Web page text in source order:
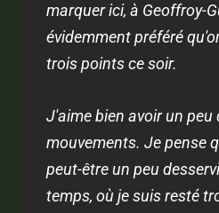
marquer ici, à Geoffroy-
évidemment préféré
trois points ce soir.
J'aime bien avoir un peu
mouvements. Je pense
peut-être un peu
temps, où je suis resté